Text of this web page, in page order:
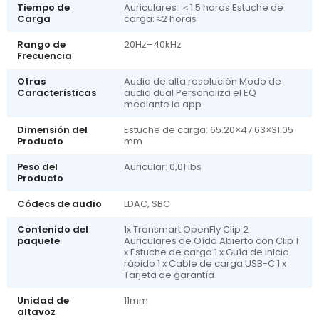
Tiempo de
Carga
Auriculares: ＜1.5 horas Estuche de
carga: ≈2 horas
Rango de
Frecuencia
20Hz–40kHz
Otras
Características
Audio de alta resolución Modo de
audio dual Personaliza el EQ
mediante la app
Dimensión del
Producto
Estuche de carga: 65.20×47.63×31.05
mm
Peso del
Producto
Auricular: 0,01 lbs
Códecs de audio
LDAC, SBC
Contenido del
paquete
1x Tronsmart OpenFly Clip 2
Auriculares de Oído Abierto con Clip 1
x Estuche de carga 1 x Guía de inicio
rápido 1 x Cable de carga USB-C 1 x
Tarjeta de garantía
Unidad de
altavoz
11mm